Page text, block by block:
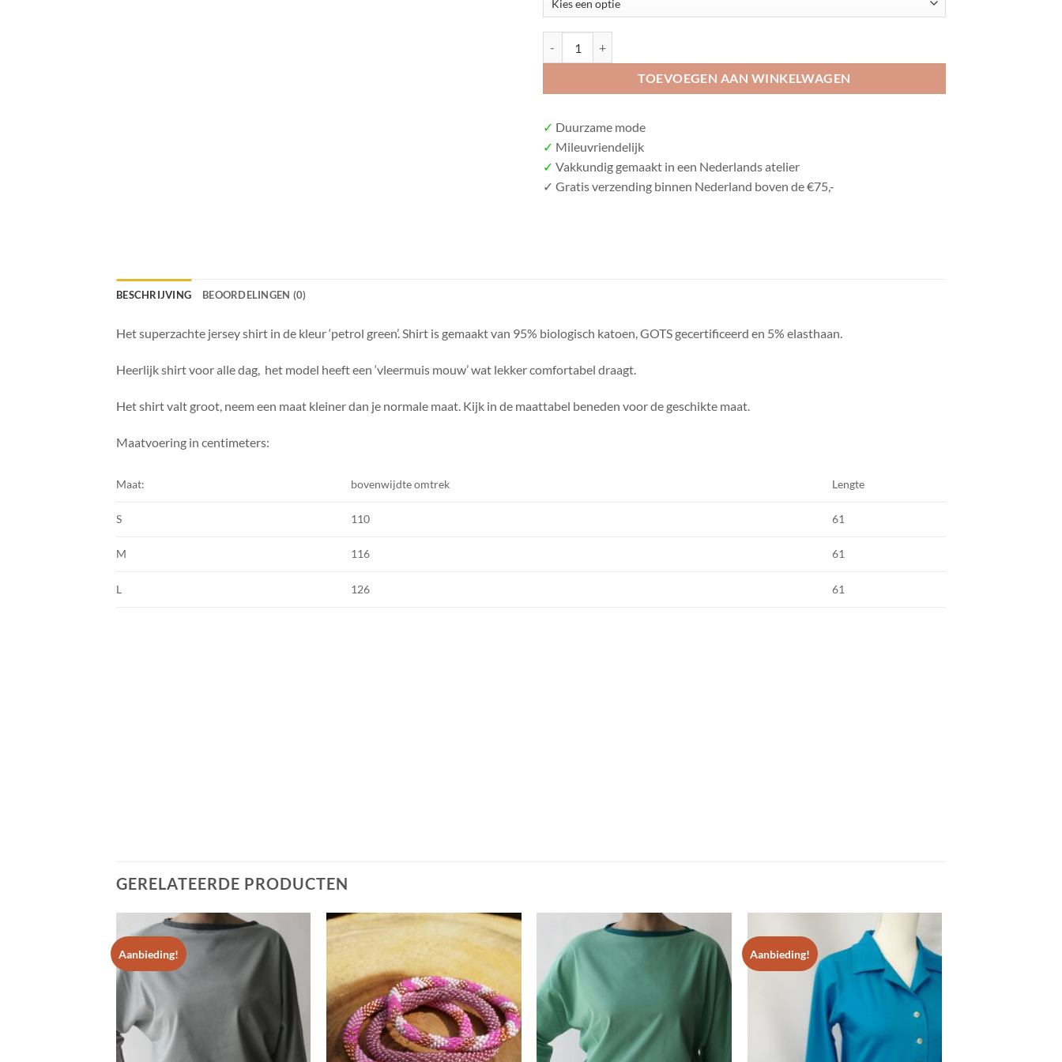
TOEVOEGEN AAN WINKELWAGEN
✓ Duurzame mode
✓ Mileuvriendelijk
✓ Vakkundig gemaakt in een Nederlands atelier
✓ Gratis verzending binnen Nederland boven de €75,-
BESCHRIJVING BEOORDELINGEN (0)
Het superzachte jersey shirt in de kleur ‘petrol green’. Shirt is gemaakt van 95% biologisch katoen, GOTS gecertificeerd en 5% elasthaan.
Heerlijk shirt voor alle dag, het model heeft een ‘vleermuis mouw’ wat lekker comfortabel draagt.
Het shirt valt groot, neem een maat kleiner dan je normale maat. Kijk in de maattabel beneden voor de geschikte maat.
Maatvoering in centimeters:
Maat: bovenwijdte omtrek Lengte
S 110 61
M 116 61
L 126 61
GERELATEERDE PRODUCTEN
Aanbieding! Aanbieding!